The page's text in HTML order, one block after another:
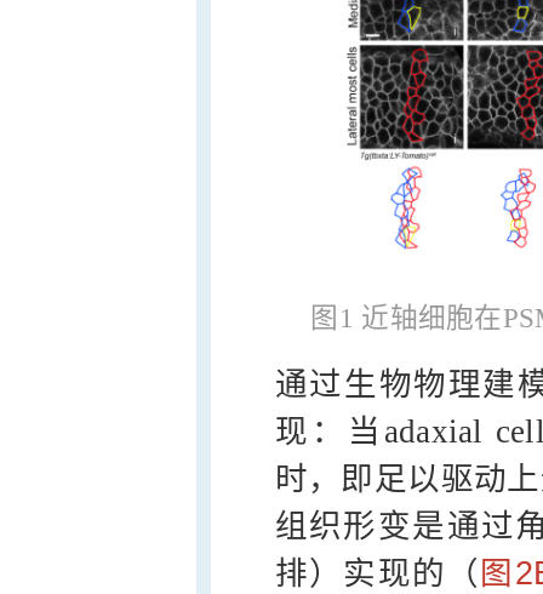
图1 近轴细胞在
通过生物物理建
现：当adaxial
时，即足以驱动
组织形变是通过
排）实现的（ 图